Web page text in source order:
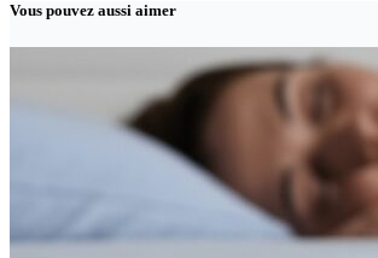
Vous pouvez aussi aimer